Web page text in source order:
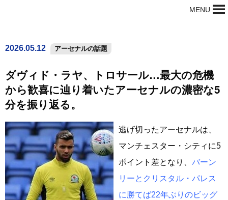
MENU
2026.05.12 アーセナルの話題
ダヴィド・ラヤ、トロサール…最大の危機
から歓喜に辿り着いたアーセナルの濃密な5
分を振り返る。
逃げ切ったアーセナルは、
マンチェスター・シティに5
ポイント差となり、 バーン
リーとクリスタル・パレス
に勝てば22年ぶりのビッグ